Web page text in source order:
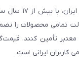
فروشگاه گوشی
تمامی محصولات را
معتبر تأمین کنند.
کاربران ایرانی است.